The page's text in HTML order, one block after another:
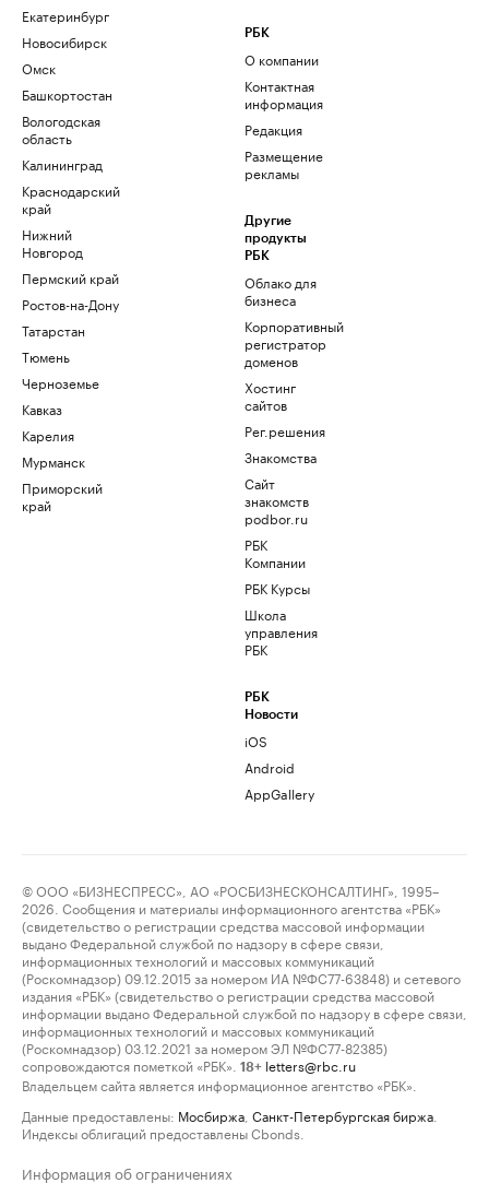
Екатеринбург
Новосибирск
Омск
Башкортостан
Вологодская
область
Калининград
Краснодарский
край
Нижний
Новгород
Пермский край
Ростов-на-Дону
Татарстан
Тюмень
Черноземье
Кавказ
Карелия
Мурманск
Приморский
край
РБК
О компании
Контактная
информация
Редакция
Размещение
рекламы
Другие
продукты
РБК
Облако для
бизнеса
Корпоративный
регистратор
доменов
Хостинг
сайтов
Рег.решения
Знакомства
Сайт
знакомств
podbor.ru
РБК
Компании
РБК Курсы
Школа
управления
РБК
РБК
Новости
iOS
Android
AppGallery
© ООО «БИЗНЕСПРЕСС», АО «РОСБИЗНЕСКОНСАЛТИНГ», 1995–
2026. Сообщения и материалы информационного агентства «РБК»
(свидетельство о регистрации средства массовой информации
выдано Федеральной службой по надзору в сфере связи,
информационных технологий и массовых коммуникаций
(Роскомнадзор) 09.12.2015 за номером ИА №ФС77-63848) и сетевого
издания «РБК» (свидетельство о регистрации средства массовой
информации выдано Федеральной службой по надзору в сфере связи,
информационных технологий и массовых коммуникаций
(Роскомнадзор) 03.12.2021 за номером ЭЛ №ФС77-82385)
сопровождаются пометкой «РБК».
18+ letters@rbc.ru
Владельцем сайта является информационное агентство «РБК».
Данные предоставлены: Мосбиржа Санкт-Петербургская биржа
Индексы облигаций предоставлены Cbonds.
Информация об ограничениях